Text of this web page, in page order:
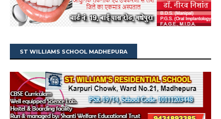
ST WILLIAMS SCHOOL MADHEPURA